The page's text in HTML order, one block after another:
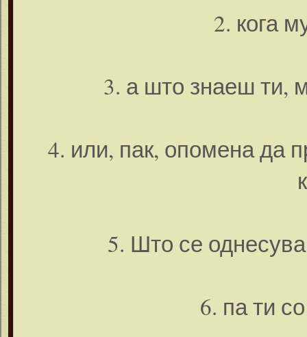
2. кога
3. а што знаеш ти,
4. или, пак, опомена да
5. Што се однесува
6. па ти